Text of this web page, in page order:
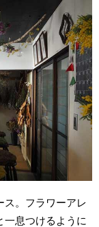
ス。フラワーアレ
一息つけるように